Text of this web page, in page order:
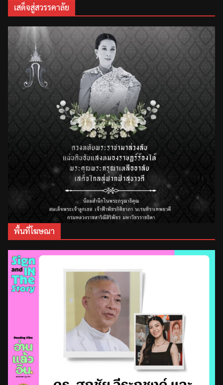
เสด็จสู่สวรรคาลัย
พื้นที่โฆษณา